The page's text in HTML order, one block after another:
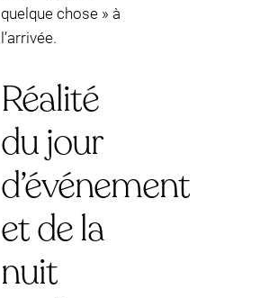
quelque chose » à
l’arrivée.
Réalité
du jour
d’événement
et de la
nuit